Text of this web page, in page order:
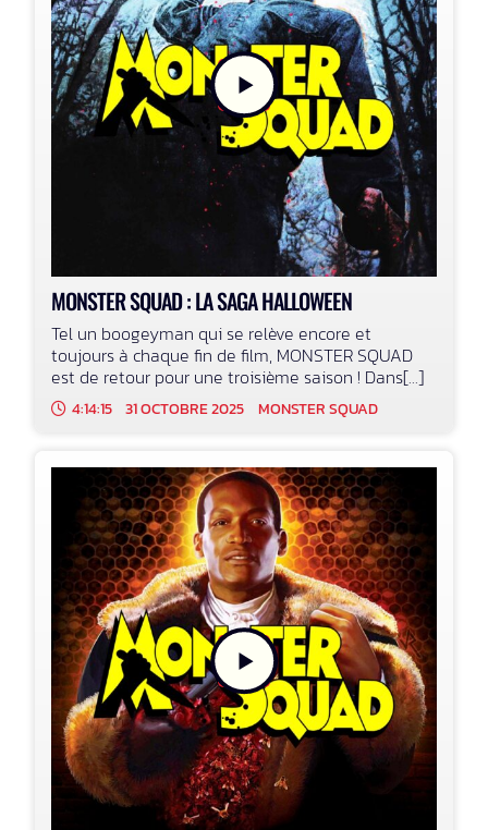
MONSTER SQUAD : LA SAGA HALLOWEEN
Tel un boogeyman qui se relève encore et
toujours à chaque fin de film, MONSTER SQUAD
est de retour pour une troisième saison ! Dans[...]
4:14:15 31 OCTOBRE 2025 MONSTER SQUAD